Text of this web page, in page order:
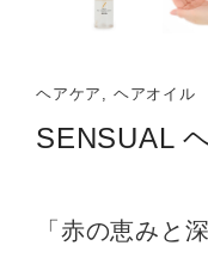
ヘアケア, ヘアオイル
SENSUAL
「赤の恵みと